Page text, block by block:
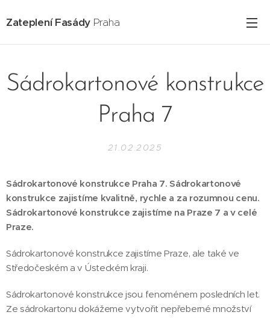
Zateplení Fasády Praha
Sádrokartonové konstrukce
Praha 7
21.02.2025
Sádrokartonové konstrukce Praha 7. Sádrokartonové
konstrukce zajistíme kvalitně, rychle a za rozumnou cenu.
Sádrokartonové konstrukce zajistíme na Praze 7 a v celé
Praze.
Sádrokartonové konstrukce zajistíme Praze, ale také ve
Středočeském a v Ústeckém kraji.
Sádrokartonové konstrukce jsou fenoménem posledních let.
Ze sádrokartonu dokážeme vytvořit nepřeberné množství